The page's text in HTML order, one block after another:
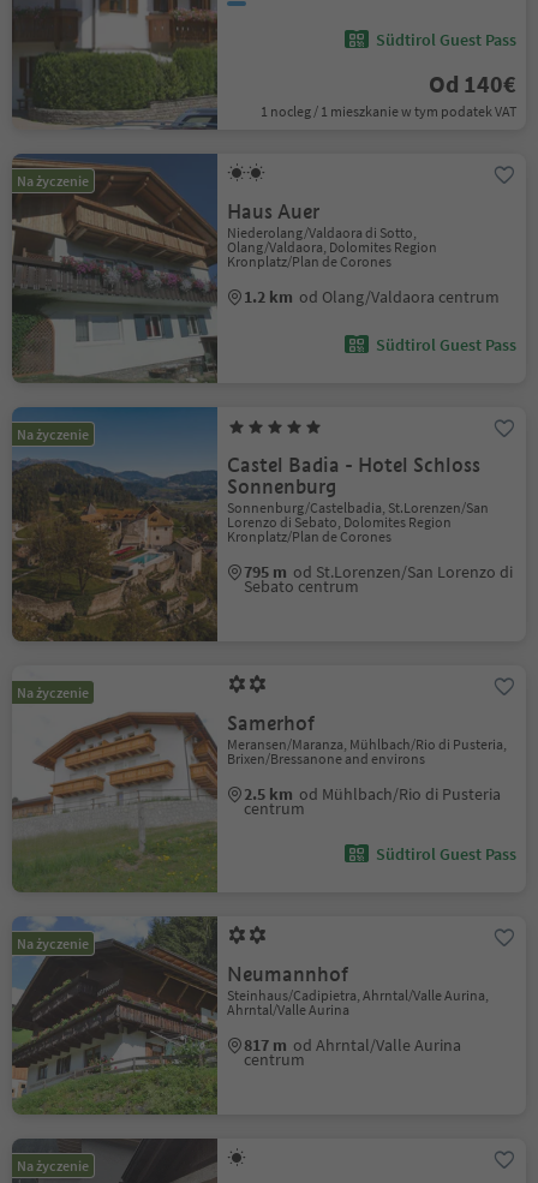
Südtirol Guest Pass
Od 140€
1 nocleg / 1 mieszkanie w tym podatek VAT
Na życzenie
Haus Auer
Niederolang/Valdaora di Sotto,
Olang/Valdaora, Dolomites Region
Kronplatz/Plan de Corones
1.2 km od Olang/Valdaora centrum
Südtirol Guest Pass
Na życzenie
Castel Badia - Hotel Schloss
Sonnenburg
Sonnenburg/Castelbadia, St.Lorenzen/San
Lorenzo di Sebato, Dolomites Region
Kronplatz/Plan de Corones
795 m od St.Lorenzen/San Lorenzo di
Sebato centrum
Na życzenie
Samerhof
Meransen/Maranza, Mühlbach/Rio di Pusteria,
Brixen/Bressanone and environs
2.5 km od Mühlbach/Rio di Pusteria
centrum
Südtirol Guest Pass
Na życzenie
Neumannhof
Steinhaus/Cadipietra, Ahrntal/Valle Aurina,
Ahrntal/Valle Aurina
817 m od Ahrntal/Valle Aurina
centrum
Na życzenie